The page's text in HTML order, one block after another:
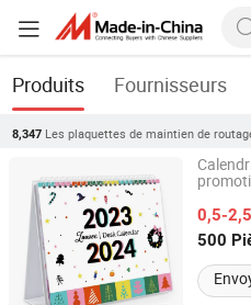
Produits Fournisseurs
8,347 Les plaquettes de maintien de
0,5-
500
Shanghai Cheng Printing
Shanghai, China